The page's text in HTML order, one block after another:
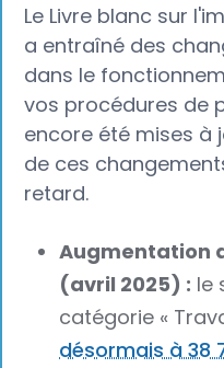
Le Livre blanc sur
a entraîné des
dans le
vos procédures de
encore été mises à
de ces
retard.
Augmentation
(avril 2025) : le
catégorie «
désormais à 38